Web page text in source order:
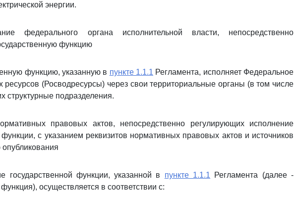
энергии.
федерального органа исполнительной власти, непосредственно
функцию
функцию, указанную в пункте 1.1.1 Регламента, исполняет Федеральное
ресурсов (Росводресурсы) через свои территориальные органы (в том числе
структурные подразделения.
правовых актов, непосредственно регулирующих исполнение
функции, с указанием реквизитов нормативных правовых актов и источников
государственной функции, указанной в пункте 1.1.1 Регламента (далее -
осуществляется в соответствии с: